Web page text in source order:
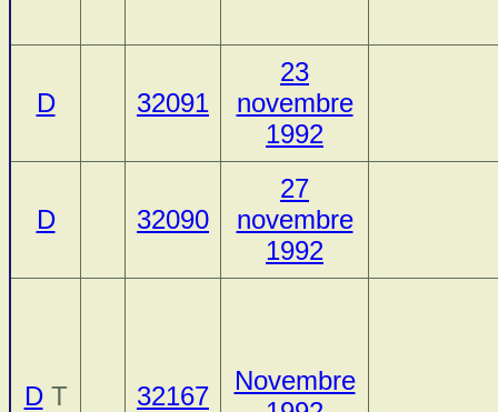
D 32091
23
novembre
1992
D 32090
27
novembre
1992
DT 32167
Novembre